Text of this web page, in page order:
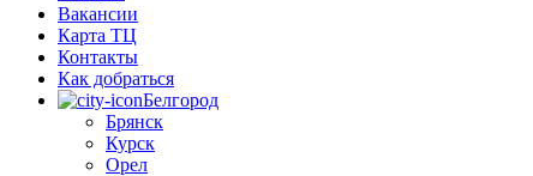
Вакансии
Карта ТЦ
Контакты
Как добраться
Белгород
Брянск
Курск
Орел